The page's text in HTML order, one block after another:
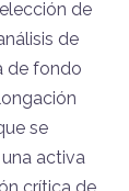
de
de
de fondo
se
activa